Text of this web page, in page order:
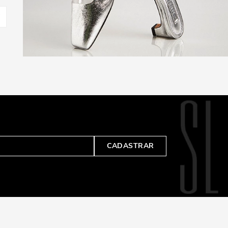
E SAIAS: DIVERSIFICANDO O ESTILO
jeans skinny ou saias midi, trazendo um ar moderno e despojado. Já
E VERSATILIDADE EM UM SÓ
estilo, conforto e versatilidade em um só calçado. Com opções
se adapta facilmente a diferentes ocasiões e combinações. Seja para
mule que se encaixa perfeitamente. Se você ainda não tem uma
CADASTRAR